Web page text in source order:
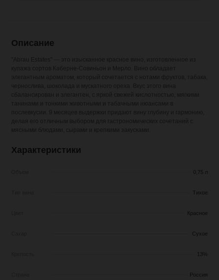
Описание
Характеристики
0,75 л
Тихое
Красное
Сухое
13%
Россия